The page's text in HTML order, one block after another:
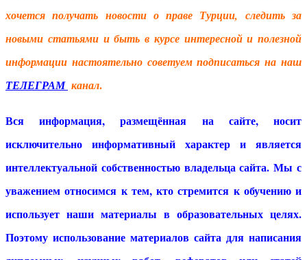
хочется получать новости о праве Турции, следить за
новыми статьями и быть в курсе интересной и полезной
информации настоятельно советуем подписаться на наш
ТЕЛЕГРАМ канал.
Вся информация, размещённая на сайте, носит
исключительно информативный характер и является
интеллектуальной собственностью владельца сайта. Мы с
уважением относимся к тем, кто стремится к обучению и
использует наши материалы в образовательных целях.
Поэтому использование материалов сайта для написания